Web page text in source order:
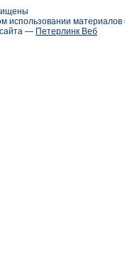
использовании
— Петерлинк Веб